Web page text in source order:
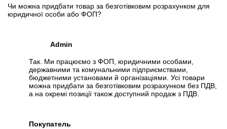
Чи можна придбати товар за безготівковим розрахунком для
юридичної особи або ФОП?
Admin
Так. Ми працюємо з ФОП, юридичними особами,
державними та комунальними підприємствами,
бюджетними установами й організаціями. Усі товари
можна придбати за безготівковим розрахунком без ПДВ,
а на окремі позиції також доступний продаж з ПДВ.
Покупатель